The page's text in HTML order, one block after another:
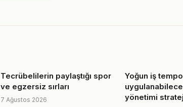
Tecrübelilerin paylaştığı spor
ve egzersiz sırları
7 Ağustos 2026
Yoğun iş
yönetimi